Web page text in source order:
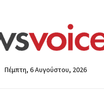
Πέμπτη, 6 Αυγούστου, 2026